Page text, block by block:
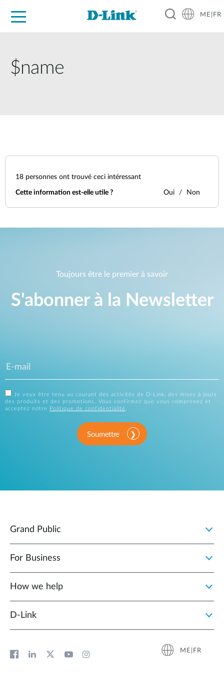
ME|FR
$name
18 personnes ont trouvé ceci intéressant
Cette information est-elle utile ? Oui Non
Toujours être le premier à savoir
S'abonner à la Newsletter
Je veux être tenu au courant des activités de D-Link, des mises à jours
des produits et des promotions. Vous confirmez que vous comprenez et
acceptez notre
Politique de confidentialité.
Soumettre
Grand Public
For Business
How we help
D‑Link
ME|FR